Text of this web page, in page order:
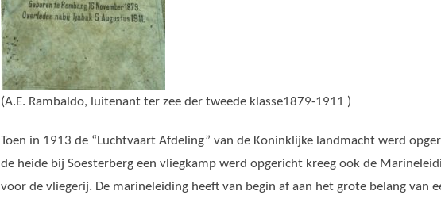
(A.E. Rambaldo, luitenant ter zee der tweede klasse1879-1911 )
Toen in 1913 de “Luchtvaart Afdeling” van de Koninklijke landmacht werd
de heide bij Soesterberg een vliegkamp werd opgericht kreeg ook de
voor de vliegerij. De marineleiding heeft van begin af aan het grote belang van